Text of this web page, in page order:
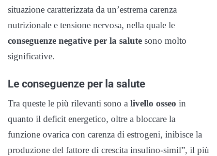
situazione caratterizzata da un’estrema carenza
nutrizionale e tensione nervosa, nella quale le
conseguenze negative per la salute sono molto
significative.
Le conseguenze per la salute
Tra queste le più rilevanti sono a livello osseo in
quanto il deficit energetico, oltre a bloccare la
funzione ovarica con carenza di estrogeni, inibisce la
produzione del fattore di crescita insulino-simil”, il più